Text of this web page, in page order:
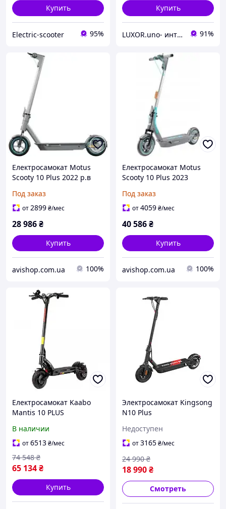
Купить
Electric-scooter 95%
Купить
LUXOR.uno- интернет магазин 91%
Електросамокат Motus
Scooty 10 Plus 2022 р.в
Под заказ
от2899₴/мес
28 986₴
Купить
avishop.com.ua 100%
Електросамокат Motus
Scooty 10 Plus 2023
Под заказ
от4059₴/мес
40 586₴
Купить
avishop.com.ua 100%
Електросамокат Kaabo
Mantis 10 PLUS
В наличии
от6513₴/мес
65 134₴
74 548 ₴
Купить
Электросамокат Kingsong
N10 Plus
Недоступен
от3165₴/мес
18 990₴
24 990 ₴
Смотреть